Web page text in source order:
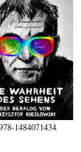
1484071434